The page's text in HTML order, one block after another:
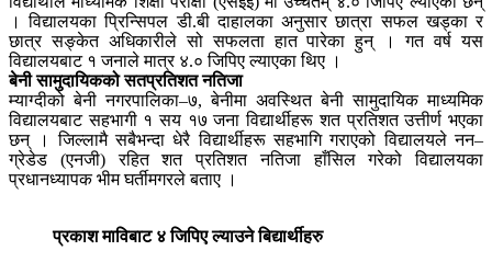
। विद्यालयका प्रिन्सिपल डी.बी दाहालका अनुसार छात्रा सफल खड्का र
छात्र सङ्केत अधिकारीले सो सफलता हात पारेका हुन् । गत वर्ष यस
विद्यालयबाट १ जनाले मात्र ४.० जिपिए ल्याएका थिए ।
बेनी सामुदायिकको सतप्रतिशत नतिजा
म्याग्दीको बेनी नगरपालिका–७, बेनीमा अवस्थित बेनी सामुदायिक माध्यमिक
विद्यालयबाट सहभागी १ सय १७ जना विद्यार्थीहरू शत प्रतिशत उत्तीर्ण भएका
छन् । जिल्लामै सबैभन्दा धेरै विद्यार्थीहरू सहभागि गराएको विद्यालयले नन–
ग्रेडेड (एनजी) रहित शत प्रतिशत नतिजा हाँसिल गरेको विद्यालयका
प्रधानध्यापक भीम घर्तीमगरले बताए ।
प्रकाश माविबाट ४ जिपिए ल्याउने बिद्यार्थीहरु